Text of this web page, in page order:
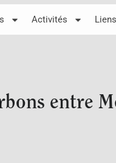
Activités Liens
entre